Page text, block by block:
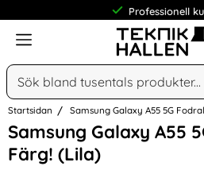
Professionell
Meny
Sök
Sök
Startsidan Samsung Galaxy A55 5G
Samsung Galaxy A55
Färg! (Lila)
Hoppa
över
Bilder